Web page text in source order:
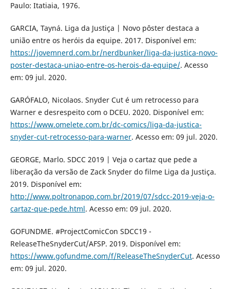
Paulo: Itatiaia, 1976.
GARCIA, Tayná. Liga da Justiça | Novo pôster destaca a
união entre os heróis da equipe. 2017. Disponível em:
https://jovemnerd.com.br/nerdbunker/liga-da-justica-novo-
poster-destaca-uniao-entre-os-herois-da-equipe/. Acesso
em: 09 jul. 2020.
GARÓFALO, Nicolaos. Snyder Cut é um retrocesso para
Warner e desrespeito com o DCEU. 2020. Disponível em:
https://www.omelete.com.br/dc-comics/liga-da-justica-
snyder-cut-retrocesso-para-warner. Acesso em: 09 jul. 2020.
GEORGE, Marlo. SDCC 2019 | Veja o cartaz que pede a
liberação da versão de Zack Snyder do filme Liga da Justiça.
2019. Disponível em:
http://www.poltronapop.com.br/2019/07/sdcc-2019-veja-o-
cartaz-que-pede.html. Acesso em: 09 jul. 2020.
GOFUNDME. #ProjectComicCon SDCC19 -
ReleaseTheSnyderCut/AFSP. 2019. Disponível em:
https://www.gofundme.com/f/ReleaseTheSnyderCut. Acesso
em: 09 jul. 2020.